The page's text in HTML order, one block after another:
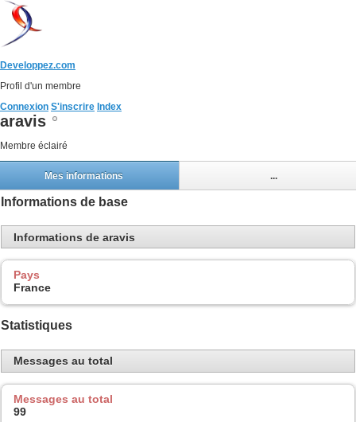
Developpez.com
Profil d'un membre
Connexion S'inscrire Index
aravis
Membre éclairé
Mes informations ...
Informations de base
Informations de aravis
Pays
France
Statistiques
Messages au total
Messages au total
99